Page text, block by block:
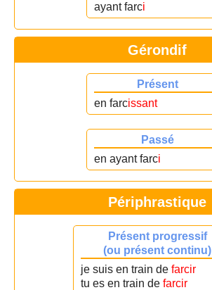
ayant farci
Gérondif
Présent
en farcissant
Passé
en ayant farci
Périphrastique
Présent progressif
(ou présent continu)
je suis en train de farcir
tu es en train de farcir